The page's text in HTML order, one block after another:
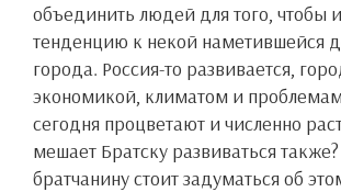
объединить людей для того, чтобы
тенденцию к некой наметившейся
города. Россия-то развивается,
экономикой, климатом и
сегодня процветают и численно
мешает Братску развиваться
братчанину стоит задуматься об